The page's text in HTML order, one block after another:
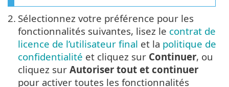
2. Sélectionnez votre préférence pour les
fonctionnalités suivantes, lisez le contrat de
licence de l’utilisateur final et la politique de
confidentialité et cliquez sur Continuer, ou
cliquez sur Autoriser tout et continuer
pour activer toutes les fonctionnalités